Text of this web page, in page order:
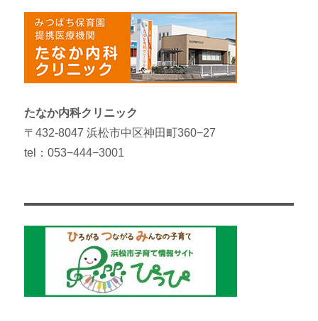
たなか内科クリニック
〒432-8047 浜松市中区神田町360−27
tel：053−444−3001